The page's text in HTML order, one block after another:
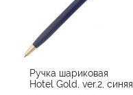
Ручка шариковая
Hotel Gold, ver.2, синяя